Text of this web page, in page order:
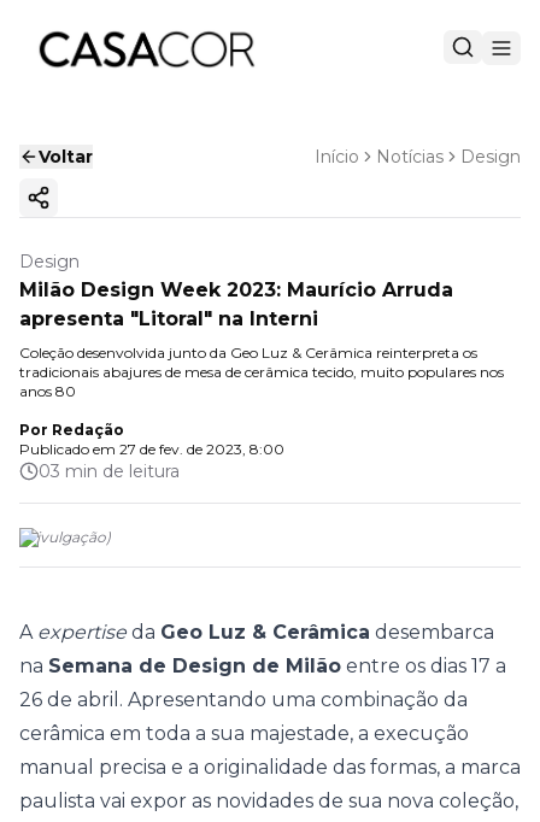
Voltar Início Notícias Design
Copiar link
Design
Milão Design Week 2023: Maurício Arruda
apresenta "Litoral" na Interni
Coleção desenvolvida junto da Geo Luz & Cerâmica reinterpreta os
tradicionais abajures de mesa de cerâmica tecido, muito populares nos
anos 80
Por Redação
Publicado em 27 de fev. de 2023, 8:00
03 min de leitura
(Divulgação)
A expertise da Geo Luz & Cerâmica desembarca
na Semana de Design de Milão entre os dias 17 a
26 de abril. Apresentando uma combinação da
cerâmica em toda a sua majestade, a execução
manual precisa e a originalidade das formas, a marca
paulista vai expor as novidades de sua nova coleção,